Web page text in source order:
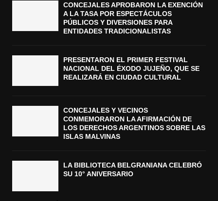
CONCEJALES APROBARON LA EXENCIÓN
A LA TASA POR ESPECTÁCULOS
PÚBLICOS Y DIVERSIONES PARA
ENTIDADES TRADICIONALISTAS
PRESENTARON EL PRIMER FESTIVAL
NACIONAL DEL ÉXODO JUJEÑO, QUE SE
REALIZARÁ EN CIUDAD CULTURAL
CONCEJALES Y VECINOS
CONMEMORARON LA AFIRMACIÓN DE
LOS DERECHOS ARGENTINOS SOBRE LAS
ISLAS MALVINAS
LA BIBLIOTECA BELGRANIANA CELEBRÓ
SU 10° ANIVERSARIO